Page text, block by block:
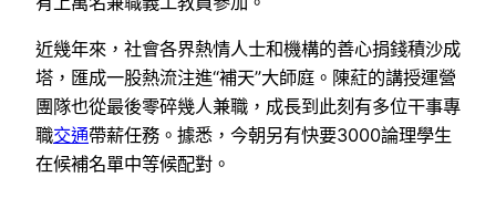
近幾年來，社會各界熱情人士和機構的善心捐錢積沙成
塔，匯成一股熱流注進“補天”大師庭。陳葒的講授運營
團隊也從最後零碎幾人兼職，成長到此刻有多位干事專
職交通帶薪任務。據悉，今朝另有快要3000論理學生
在候補名單中等候配對。